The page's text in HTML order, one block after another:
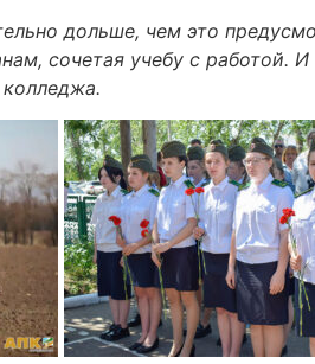
дольше, чем это
сочетая учебу с работой.